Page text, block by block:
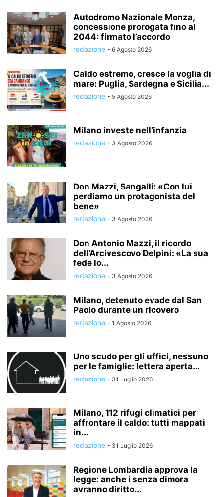
Autodromo Nazionale Monza,
concessione prorogata fino al
2044: firmato l’accordo
redazione - 6 Agosto 2026
Caldo estremo, cresce la voglia di
mare: Puglia, Sardegna e Sicilia...
redazione - 5 Agosto 2026
Milano investe nell’infanzia
redazione - 3 Agosto 2026
Don Mazzi, Sangalli: «Con lui
perdiamo un protagonista del
bene»
redazione - 3 Agosto 2026
Don Antonio Mazzi, il ricordo
dell’Arcivescovo Delpini: «La sua
fede lo...
redazione - 3 Agosto 2026
Milano, detenuto evade dal San
Paolo durante un ricovero
redazione - 1 Agosto 2026
Uno scudo per gli uffici, nessuno
per le famiglie: lettera aperta...
redazione - 31 Luglio 2026
Milano, 112 rifugi climatici per
affrontare il caldo: tutti mappati
in...
redazione - 31 Luglio 2026
Regione Lombardia approva la
legge: anche i senza dimora
avranno diritto...